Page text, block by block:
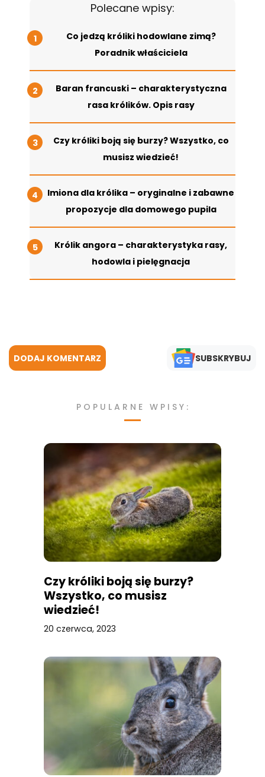
Polecane wpisy:
Co jedzą króliki hodowlane zimą?
Poradnik właściciela
Baran francuski – charakterystyczna
rasa królików. Opis rasy
Czy króliki boją się burzy? Wszystko, co
musisz wiedzieć!
Imiona dla królika – oryginalne i zabawne
propozycje dla domowego pupila
Królik angora – charakterystyka rasy,
hodowla i pielęgnacja
DODAJ KOMENTARZ SUBSKRYBUJ
POPULARNE WPISY:
Czy króliki boją się burzy?
Wszystko, co musisz
wiedzieć!
20 czerwca, 2023